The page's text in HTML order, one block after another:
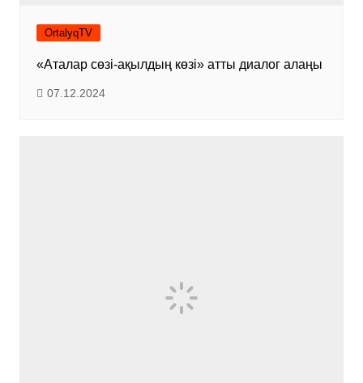
OrtalyqTV
«Аталар сөзі-ақылдың көзі» атты диалог алаңы
07.12.2024